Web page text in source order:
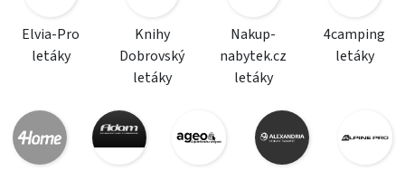
Elvia-Pro
letáky
Knihy
Dobrovský
letáky
Nakup-
nabytek.cz
letáky
4camping
letáky